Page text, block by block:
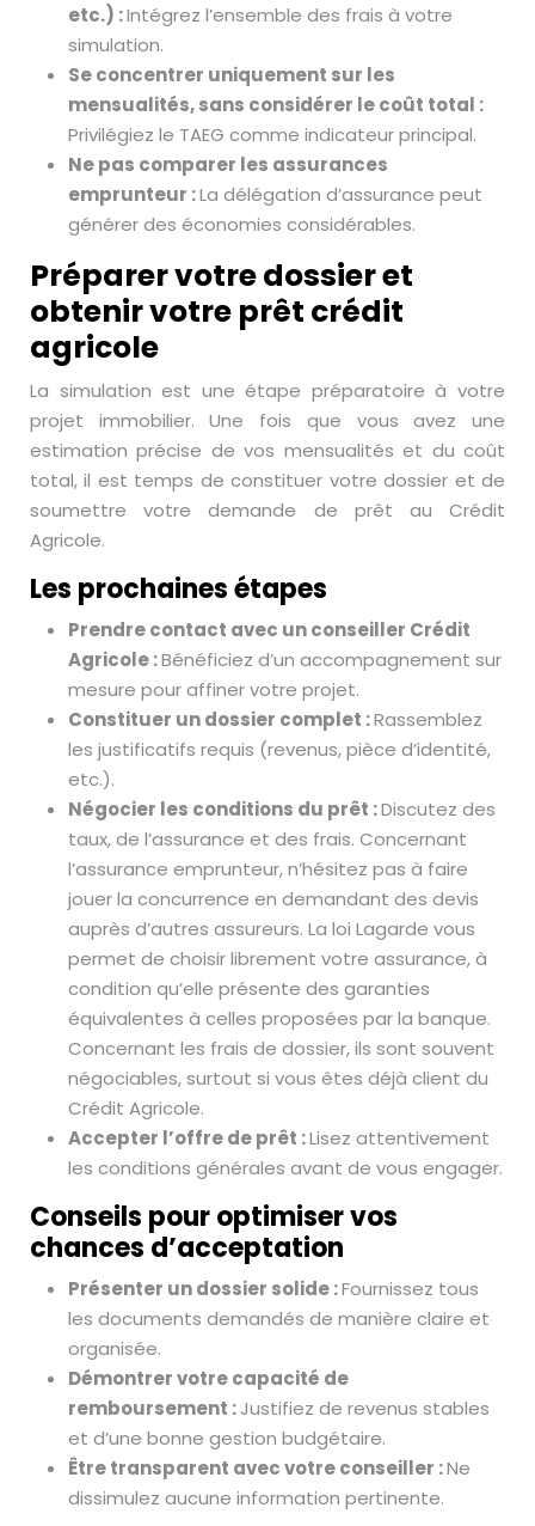
etc.) :Intégrez l’ensemble des frais à votre
simulation.
Se concentrer uniquement sur les
mensualités, sans considérer le coût total :
Privilégiez le TAEG comme indicateur principal.
Ne pas comparer les assurances
emprunteur :La délégation d’assurance peut
générer des économies considérables.
Préparer votre dossier et
obtenir votre prêt crédit
agricole
La simulation est une étape préparatoire à votre
projet immobilier. Une fois que vous avez une
estimation précise de vos mensualités et du coût
total, il est temps de constituer votre dossier et de
soumettre votre demande de prêt au Crédit
Agricole.
Les prochaines étapes
Prendre contact avec un conseiller Crédit
Agricole :Bénéficiez d’un accompagnement sur
mesure pour affiner votre projet.
Constituer un dossier complet :Rassemblez
les justificatifs requis (revenus, pièce d’identité,
etc.).
Négocier les conditions du prêt :Discutez des
taux, de l’assurance et des frais. Concernant
l’assurance emprunteur, n’hésitez pas à faire
jouer la concurrence en demandant des devis
auprès d’autres assureurs. La loi Lagarde vous
permet de choisir librement votre assurance, à
condition qu’elle présente des garanties
équivalentes à celles proposées par la banque.
Concernant les frais de dossier, ils sont souvent
négociables, surtout si vous êtes déjà client du
Crédit Agricole.
Accepter l’offre de prêt :Lisez attentivement
les conditions générales avant de vous engager.
Conseils pour optimiser vos
chances d’acceptation
Présenter un dossier solide :Fournissez tous
les documents demandés de manière claire et
organisée.
Démontrer votre capacité de
remboursement :Justifiez de revenus stables
et d’une bonne gestion budgétaire.
Être transparent avec votre conseiller :Ne
dissimulez aucune information pertinente.